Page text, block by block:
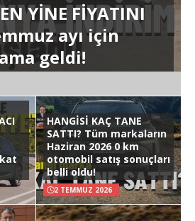
YİNE FİYATINI
ayı için
geldi!
HANGİSİ KAÇ TANE
SATTI? Tüm markaların
Haziran 2026 0 km
otomobil satış sonuçları
belli oldu!
2 TEMMUZ 2026